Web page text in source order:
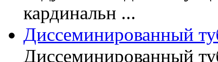
кардинальн ...
Диссеминированный
Диссеминированный